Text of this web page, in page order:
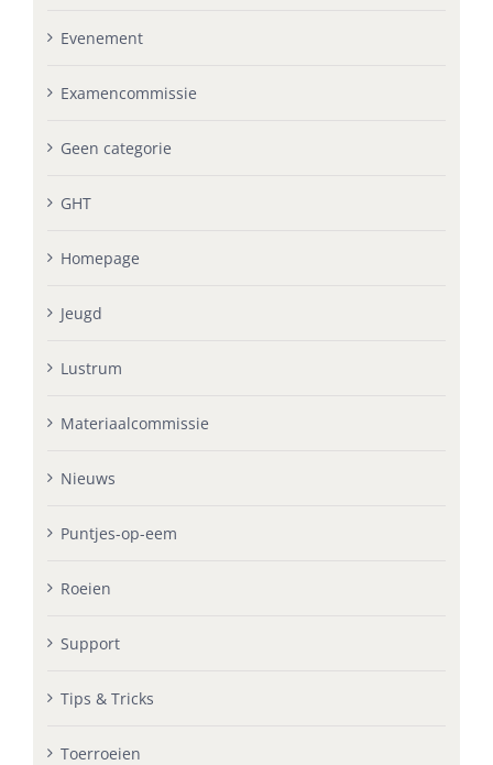
Evenement
Examencommissie
Geen categorie
GHT
Homepage
Jeugd
Lustrum
Materiaalcommissie
Nieuws
Puntjes-op-eem
Roeien
Support
Tips & Tricks
Toerroeien